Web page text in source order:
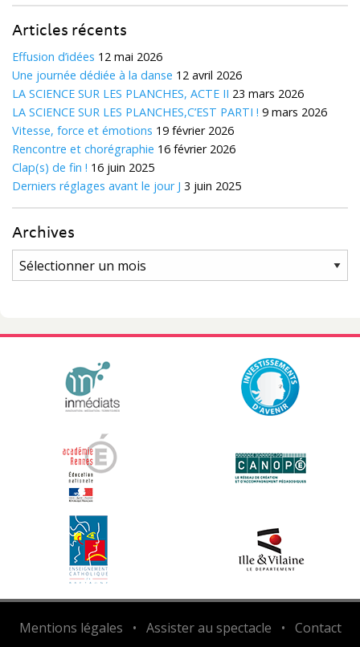
Articles récents
Effusion d’idées 12 mai 2026
Une journée dédiée à la danse 12 avril 2026
LA SCIENCE SUR LES PLANCHES, ACTE II 23 mars 2026
LA SCIENCE SUR LES PLANCHES,C’EST PARTI ! 9 mars 2026
Vitesse, force et émotions 19 février 2026
Rencontre et chorégraphie 16 février 2026
Clap(s) de fin ! 16 juin 2025
Derniers réglages avant le jour J 3 juin 2025
Archives
Archives
Mentions légales • Assister au spectacle • Contact